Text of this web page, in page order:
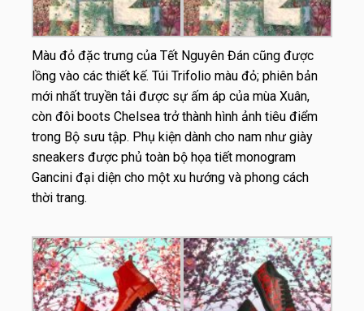
Màu đỏ đặc trưng của Tết Nguyên Đán cũng được
lồng vào các thiết kế. Túi Trifolio màu đỏ; phiên bản
mới nhất truyền tải được sự ấm áp của mùa Xuân,
còn đôi boots Chelsea trở thành hình ảnh tiêu điểm
trong Bộ sưu tập. Phụ kiện dành cho nam như giày
sneakers được phủ toàn bộ họa tiết monogram
Gancini đại diện cho một xu hướng và phong cách
thời trang.